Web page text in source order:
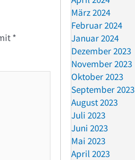
*
März 2024
Februar 2024
Januar 2024
Dezember 2023
November 2023
Oktober 2023
September 2023
August 2023
Juli 2023
Juni 2023
Mai 2023
April 2023